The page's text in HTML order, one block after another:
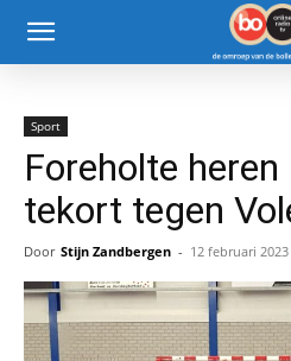
Sport
Foreholte
tekort tegen
Door Stijn Zandbergen - 12 februari 2023